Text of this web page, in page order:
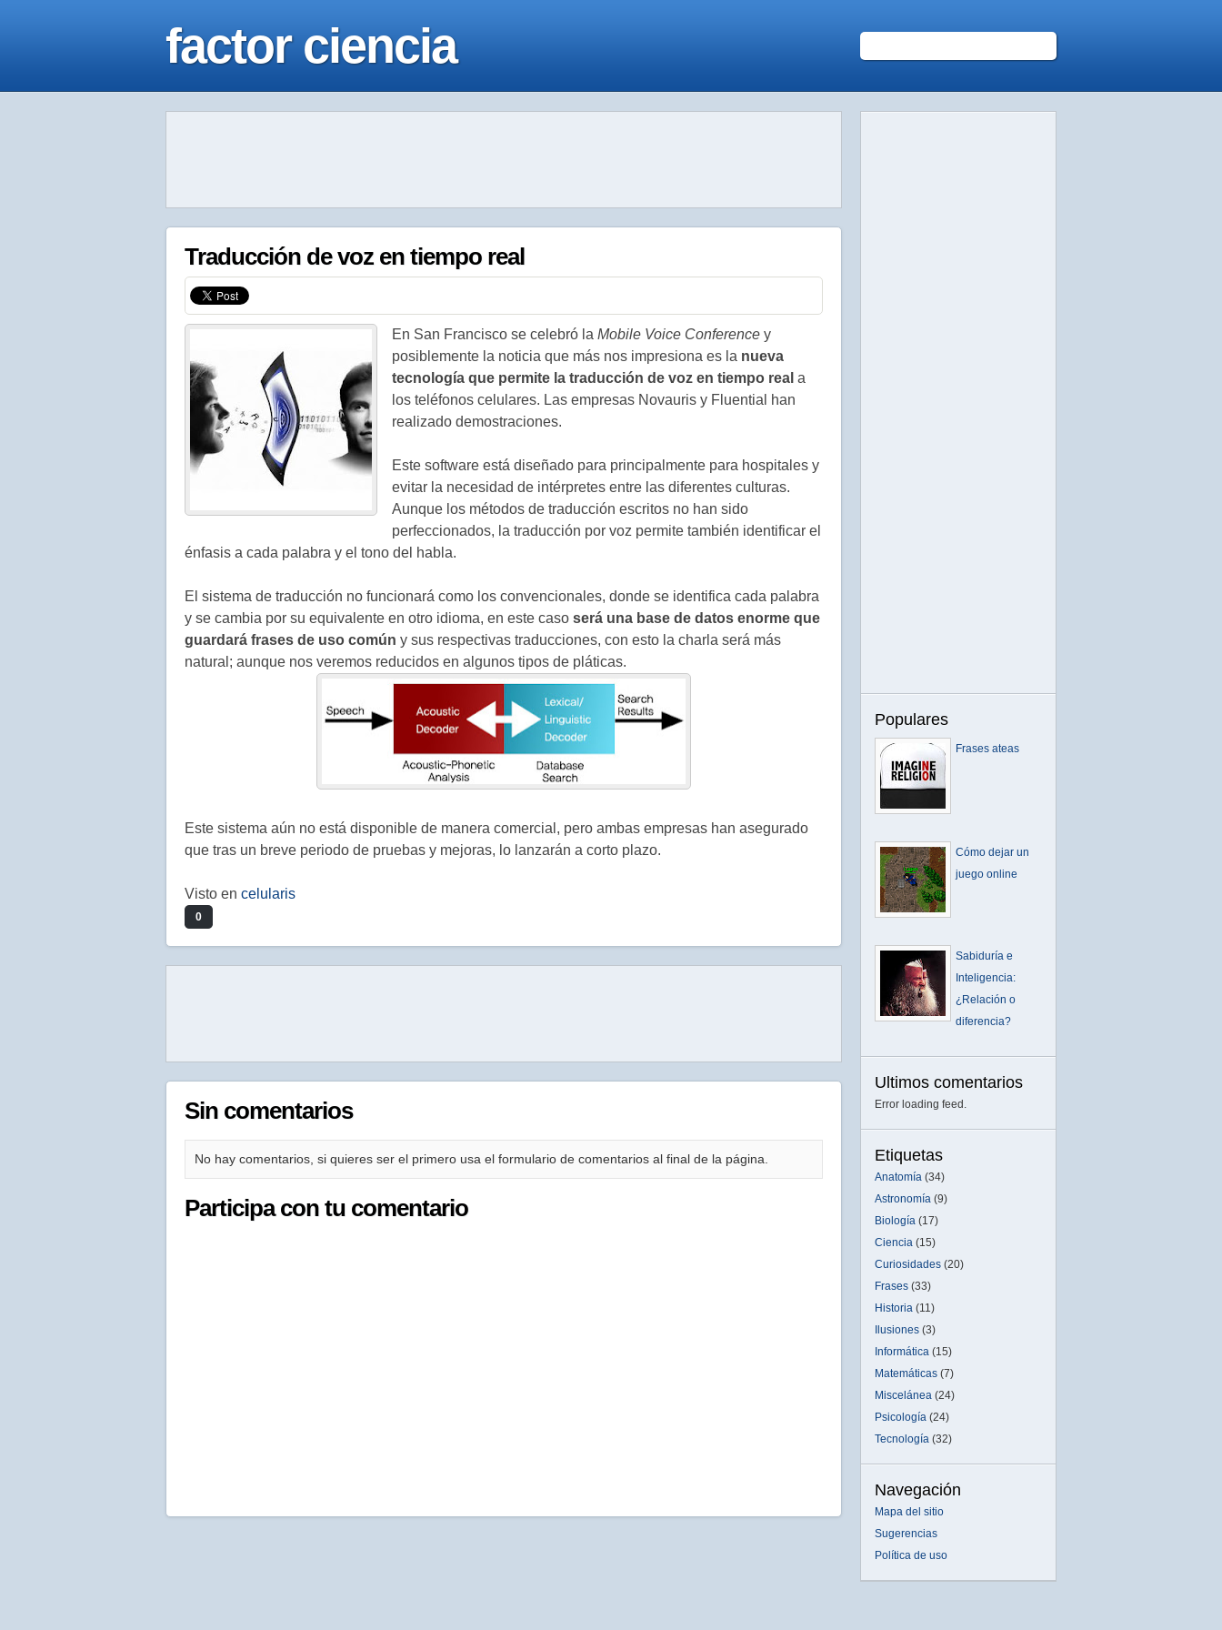
factor ciencia
Traducción de voz en tiempo real
En San Francisco se celebró la Mobile Voice Conference y
posiblemente la noticia que más nos impresiona es la nueva
tecnología que permite la traducción de voz en tiempo real a
los teléfonos celulares. Las empresas Novauris y Fluential han
realizado demostraciones.
Este software está diseñado para principalmente para hospitales y
evitar la necesidad de intérpretes entre las diferentes culturas.
Aunque los métodos de traducción escritos no han sido
perfeccionados, la traducción por voz permite también identificar el
énfasis a cada palabra y el tono del habla.
El sistema de traducción no funcionará como los convencionales, donde se identifica cada palabra
y se cambia por su equivalente en otro idioma, en este caso será una base de datos enorme que
guardará frases de uso común y sus respectivas traducciones, con esto la charla será más
natural; aunque nos veremos reducidos en algunos tipos de pláticas.
Este sistema aún no está disponible de manera comercial, pero ambas empresas han asegurado
que tras un breve periodo de pruebas y mejoras, lo lanzarán a corto plazo.
Visto en celularis
0
Sin comentarios
No hay comentarios, si quieres ser el primero usa el formulario de comentarios al final de la página.
Participa con tu comentario
Populares
Frases ateas
Cómo dejar un
juego online
Sabiduría e
Inteligencia:
¿Relación o
diferencia?
Ultimos comentarios
Error loading feed.
Etiquetas
Anatomía (34)
Astronomía (9)
Biología (17)
Ciencia (15)
Curiosidades (20)
Frases (33)
Historia (11)
Ilusiones (3)
Informática (15)
Matemáticas (7)
Miscelánea (24)
Psicología (24)
Tecnología (32)
Navegación
Mapa del sitio
Sugerencias
Política de uso